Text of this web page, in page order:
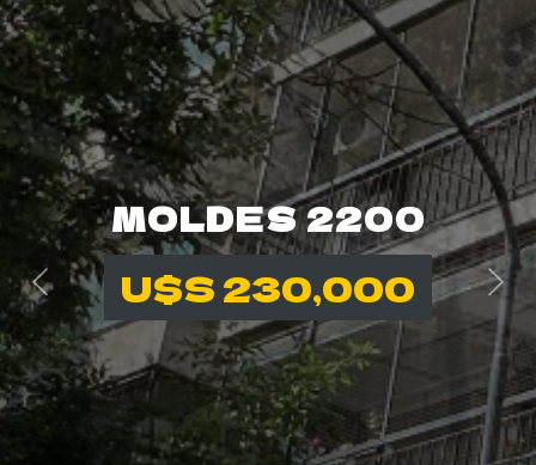
MOLDES 2200
U$S 230,000